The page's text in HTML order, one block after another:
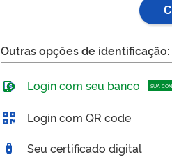
Outras opções de identificação:
Login com seu banco SUA
Login com QR code
Seu certificado digital